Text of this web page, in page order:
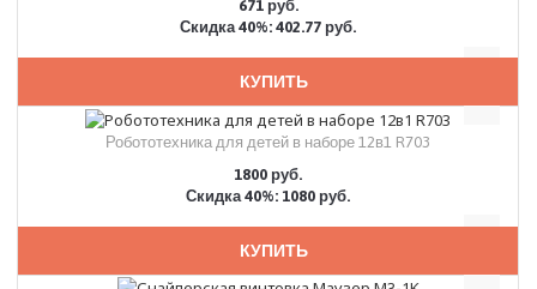
671 руб.
Скидка 40%: 402.77 руб.
КУПИТЬ
Робототехника для детей в наборе 12в1 R703
1800 руб.
Скидка 40%: 1080 руб.
КУПИТЬ